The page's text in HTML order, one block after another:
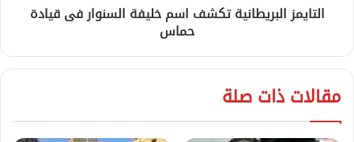
التايمز البريطانية تكشف اسم خليفة السنوار فى قيادة
حماس
مقالات ذات صلة